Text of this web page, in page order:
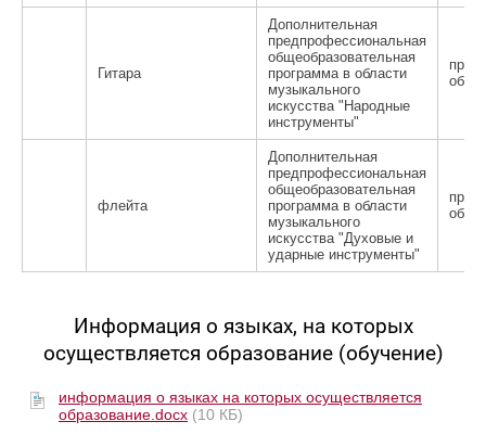
Гитара
Дополнительная
предпрофессиональная
общеобразовательная
программа в области
музыкального
искусства "Народные
инструменты"
флейта
Дополнительная
предпрофессиональная
общеобразовательная
программа в области
музыкального
искусства "Духовые и
ударные инструменты"
Информация о языках, на которых
осуществляется образование (обучение)
информация о языках на которых осуществляется
образование.docx (10 КБ)